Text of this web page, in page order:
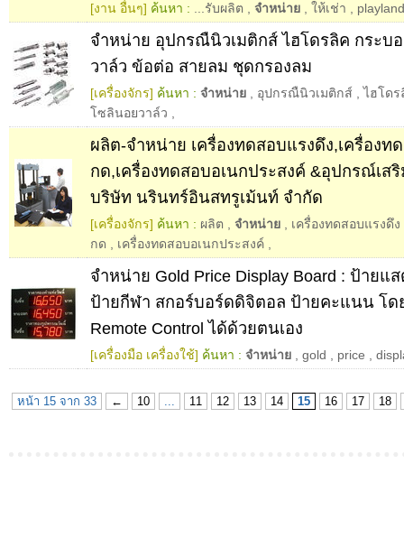
[งาน อื่นๆ] ค้นหา : ...รับผลิต จำหน่าย ให้เช่า playland
จำหน่าย อุปกรณืนิวเมติกส์ ไฮโดรลิค กระบ
วาล์ว ข้อต่อ สายลม ชุดกรองลม
[เครื่องจักร] ค้นหา : จำหน่าย อุปกรณืนิวเมติกส์ ,ไฮโดร
โซลินอยวาล์ว
ผลิต-จำหน่าย เครื่องทดสอบแรงดึง,เครื่องท
กด,เครื่องทดสอบอเนกประสงค์ &อุปกรณ์เส
บริษัท นรินทร์อินสทรูเม้นท์ จำกัด
[เครื่องจักร] ค้นหา : ผลิต จำหน่าย เครื่องทดสอบแรงดึง
กด
เครื่องทดสอบอเนกประสงค์
จำหน่าย Gold Price Display Board : ป้ายแ
ป้ายกีฬา สกอร์บอร์ดดิจิตอล ป้ายคะแนน โ
Remote Control ได้ด้วยตนเอง
[เครื่องมือ เครื่องใช้] ค้นหา : จำหน่าย gold price
หน้า 15 จาก 33 ← 10 ... 11 12 13 14 15 16 17 18